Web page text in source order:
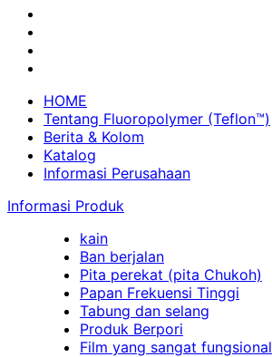
HOME
Tentang Fluoropolymer (Teflon™)
Berita & Kolom
Katalog
Informasi Perusahaan
Informasi Produk
kain
Ban berjalan
Pita perekat (pita Chukoh)
Papan Frekuensi Tinggi
Tabung dan selang
Produk Berpori
Film yang sangat fungsional